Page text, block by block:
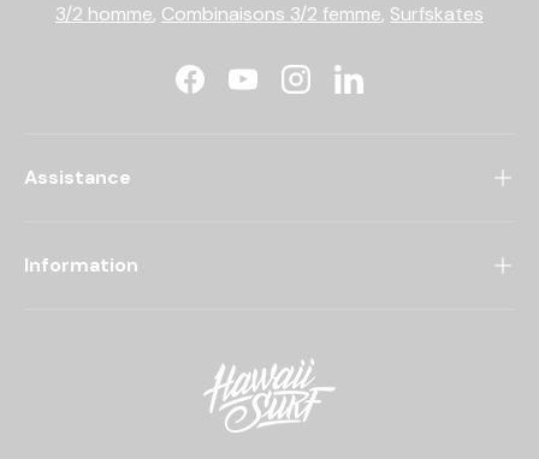
3/2 homme, Combinaisons 3/2 femme, Surfskates
FacebookYouTubeInstagramLinkedIn
Assistance
Information